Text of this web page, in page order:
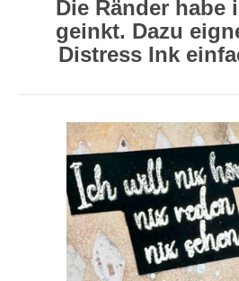
Die Ränder habe
geinkt. Dazu
Distress Ink